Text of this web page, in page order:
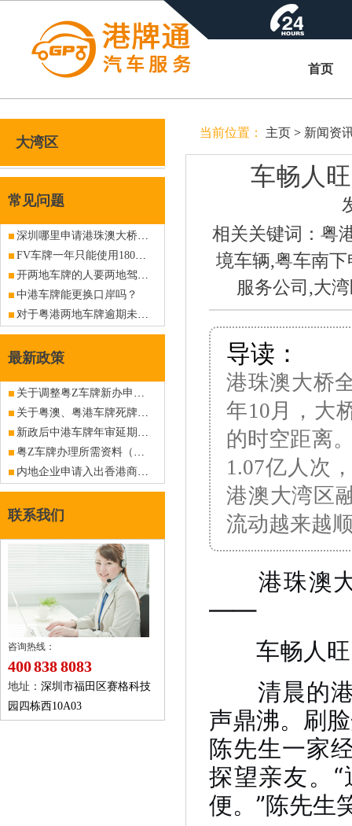
首页
大湾区
常见问题
深圳哪里申请港珠澳大桥车牌？
FV车牌一年只能使用180天？180天消耗完了怎么办？
开两地车牌的人要两地驾照吗？
中港车牌能更换口岸吗？
对于粤港两地车牌逾期未归的处罚问题
最新政策
关于调整粤Z车牌新办申请资料（港澳入境私人小汽车）的公告
关于粤澳、粤港车牌死牌复活进一步放宽的公告
新政后中港车牌年审延期相关
粤Z车牌办理所需资料（外商投资企业）（旧政策已作废，仅供查阅）
内地企业申请入出香港商务车深港FV车牌指标
联系我们
咨询热线：
400 838 8083
地址： 深圳市福田区赛格科技
园四栋西10A03
当前位置： 主页 > 新闻资
车畅人
相关关键词：粤
境车辆,粤车南
服务公司,大
导读：
港珠澳大桥
年10月，大
的时空距离
1.07亿人次
港澳大湾区
流动越来越
港珠澳大
——
车畅人旺
清晨的港
声鼎沸。刷
陈先生一家
探望亲友。
便。”陈先生